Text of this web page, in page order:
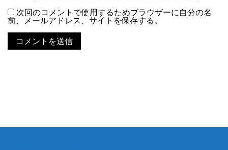
次回のコメントで使用するためブラウザーに自分の名
前、メールアドレス、サイトを保存する。